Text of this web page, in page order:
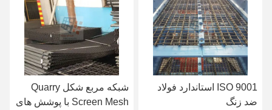
ISO 9001 استاندارد فولاد
ضد زنگ
شبکه مربع شکل Quarry
Screen Mesh با پوشش های